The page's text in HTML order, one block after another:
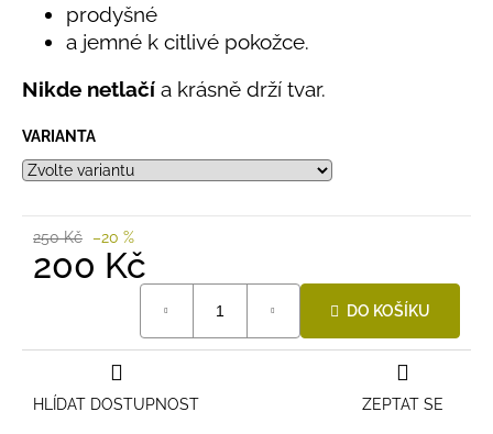
prodyšné
a jemné k citlivé pokožce.
Nikde netlačí a krásně drží tvar.
VARIANTA
250 Kč –20 %
200 Kč
DO KOŠÍKU
ZEPTAT SE
HLÍDAT DOSTUPNOST
LETNÍ
RYCHLESCHNOUCÍ
TYRKYSOVÉ
695
Kč